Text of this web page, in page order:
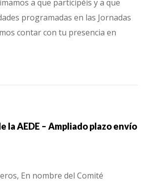
a que participéis y a que
programadas en las Jornadas
contar con tu presencia en
la AEDE – Ampliado plazo envío
En nombre del Comité